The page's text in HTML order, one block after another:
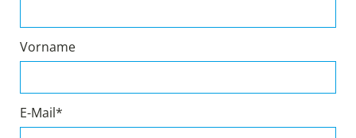
Vorname
E-Mail*